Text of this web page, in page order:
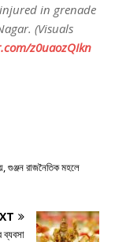
in grenade
(Visuals
z0uaozQIkn
গুঞ্জন রাজনৈতিক মহলে
ব্যবসা